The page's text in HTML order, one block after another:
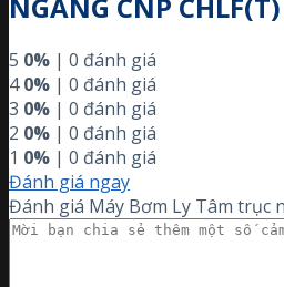
NGANG CNP
5 0% | 0 đánh giá
4 0% | 0 đánh giá
3 0% | 0 đánh giá
2 0% | 0 đánh giá
1 0% | 0 đánh giá
Đánh giá ngay
Đánh giá Máy Bơm Ly Tâm trục